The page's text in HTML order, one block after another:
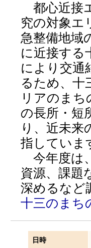
都心近接
究の対象エ
急整備地域
に近接する
により交通
るため、十
リアのま
の長所・短
り、近未来
指していま
今年度は
資源、課題
深めるなど
十三のま
日時